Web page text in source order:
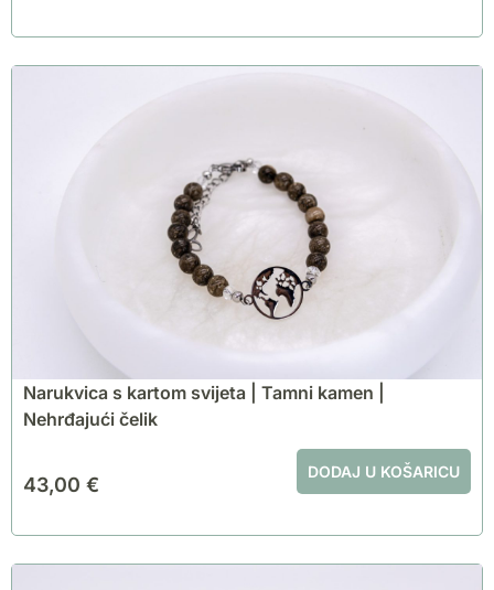
Narukvica s kartom svijeta | Tamni kamen |
Nehrđajući čelik
43,00 €
DODAJ U KOŠARICU